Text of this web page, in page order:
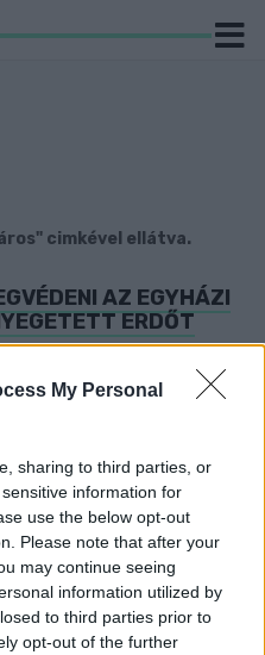
My Personal
sharing to third parties, or
information for
use the below opt-out
Please note that after your
may continue seeing
information utilized by
to third parties prior to
opt-out of the further
cimkével ellátva.
AZ EGYHÁZI
ERDŐT
ki egy iskola miatt, de a
az épületet.
való fák” vannak a területen,
DÉLI RÉSZÉNEK
LEHET